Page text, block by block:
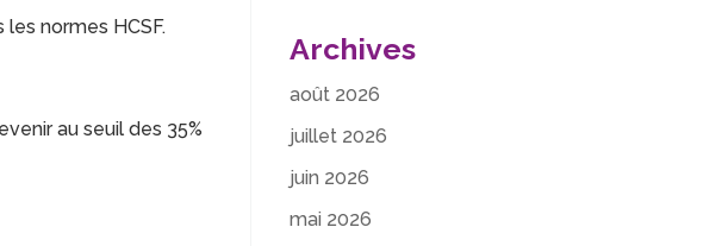
normes HCSF.
au seuil des 35%
Archives
août 2026
juillet 2026
juin 2026
mai 2026